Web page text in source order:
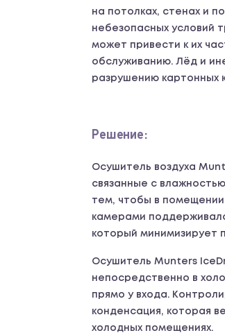
на потолках, стенах и
небезопасных условий
может привести к их
обслуживанию. Лёд и
разрушению картонных
Решение:
Осушитель воздуха
связанные с
тем, чтобы в помещении
камерами
который минимизирует
Осушитель Munters
непосредственно в
прямо у входа.
конденсация, которая
холодных помещениях.